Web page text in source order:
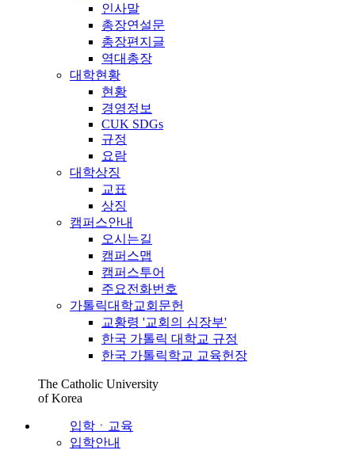
인사말
총장연설문
총장편지글
역대총장
대학현황
현황
경영정보
CUK SDGs
규정
요람
대학상징
교표
상징
캠퍼스안내
오시는길
캠퍼스맵
캠퍼스투어
주요전화번호
가톨릭대학교회문헌
교황령 '교회의 심장부'
한국 가톨릭 대학교 규정
한국 가톨릭학교 교육헌장
The Catholic University
of Korea
입학ㆍ교육
입학안내